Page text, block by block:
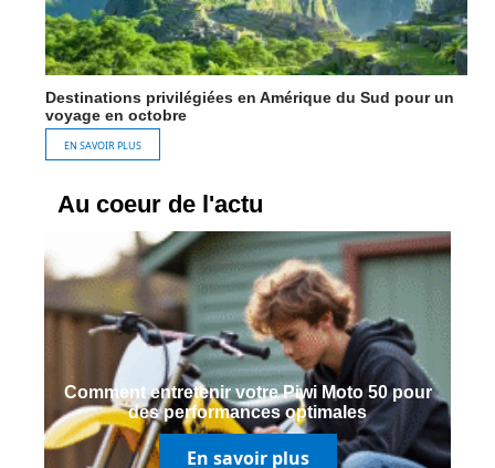
Destinations privilégiées en Amérique du Sud pour un
voyage en octobre
EN SAVOIR PLUS
Au coeur de l'actu
Comment entretenir votre Piwi Moto 50 pour
des performances optimales
En savoir plus